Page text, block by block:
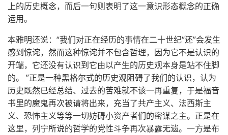
上的历史概念，而后一句则表明了这一意识形态概念的正确
运用。
本雅明还说：“我们对正在经历的事情在二十世纪“还”会发生
感到惊诧，然而这种惊诧并不包含哲理，因为它不是认识的
开端，它还没有认识到它由以产生的历史观本身是站不住脚
的。 ”正是一种黑格尔式的历史观阻碍了我们的认识，认为
历史既然已经总结、过去的苦难就不该一再重复，于是福音
书里的魔鬼再次被请将出来，充当了共产主义、法西斯主
义、恐怖主义等等一切妨碍小资产者们的密谋之主。正是在
这里，列宁所说的哲学的党性斗争再次暴露无遗。一方是布